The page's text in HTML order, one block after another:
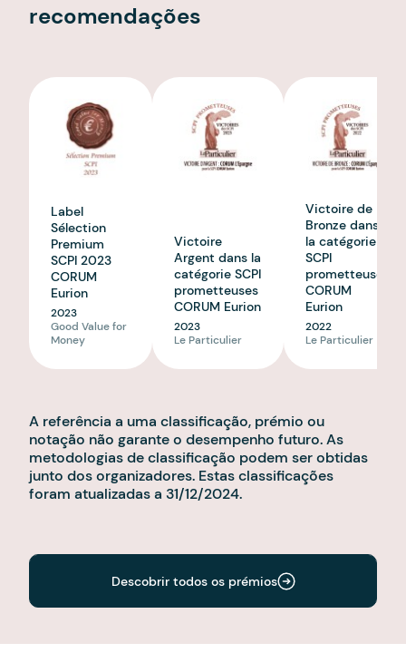
recomendações
Descobrir todos os prémios
Label
Sélection
Premium
SCPI 2023
CORUM
Eurion
2023
Good Value for
Money
Victoire
Argent dans la
catégorie SCPI
prometteuses
CORUM Eurion
2023
Le Particulier
Victoire de
Bronze dans
la catégorie
SCPI
prometteuses
CORUM
Eurion
2022
Le Particulier
A referência a uma classificação, prémio ou
notação não garante o desempenho futuro. As
metodologias de classificação podem ser obtidas
junto dos organizadores. Estas classificações
foram atualizadas a 31/12/2024.